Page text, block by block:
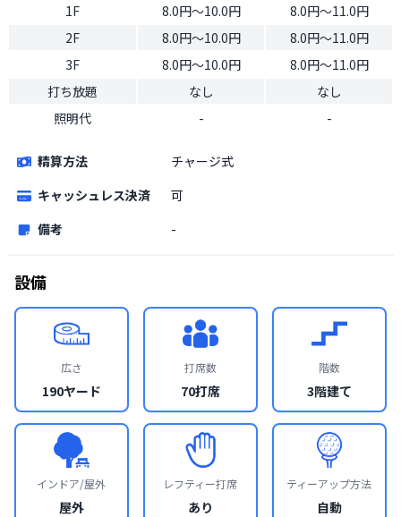
1F
8.0円〜10.0円
8.0円〜11.0円
2F
8.0円〜10.0円
8.0円〜11.0円
3F
8.0円〜10.0円
8.0円〜11.0円
打ち放題
なし
なし
照明代
- -
精算方法
チャージ式
キャッシュレス決済
可
備考
-
設備
広さ
190ヤード
打席数
70打席
階数
3階建て
インドア/屋外
屋外
レフティー打席
あり
ティーアップ方法
自動